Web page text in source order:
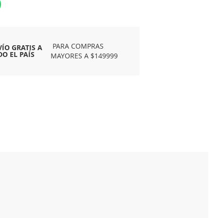
GRATIS A
EL PAÍS
PARA COMPRAS
MAYORES A $149999